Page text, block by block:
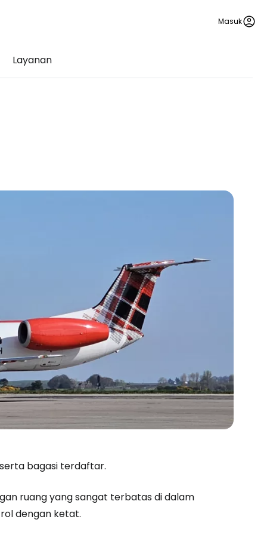
Masuk
Layanan
bagasi terdaftar.
ruang yang sangat terbatas di dalam
dengan ketat.